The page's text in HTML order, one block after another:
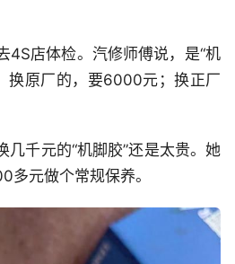
4S店体检。汽修师傅说，是“机
换原厂的，要6000元；换正厂
几千元的“机脚胶”还是太贵。她
多元做个常规保养。